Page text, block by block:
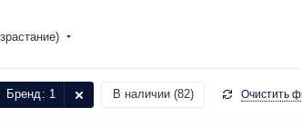
Бренд: 1 В наличии (82) Очистить